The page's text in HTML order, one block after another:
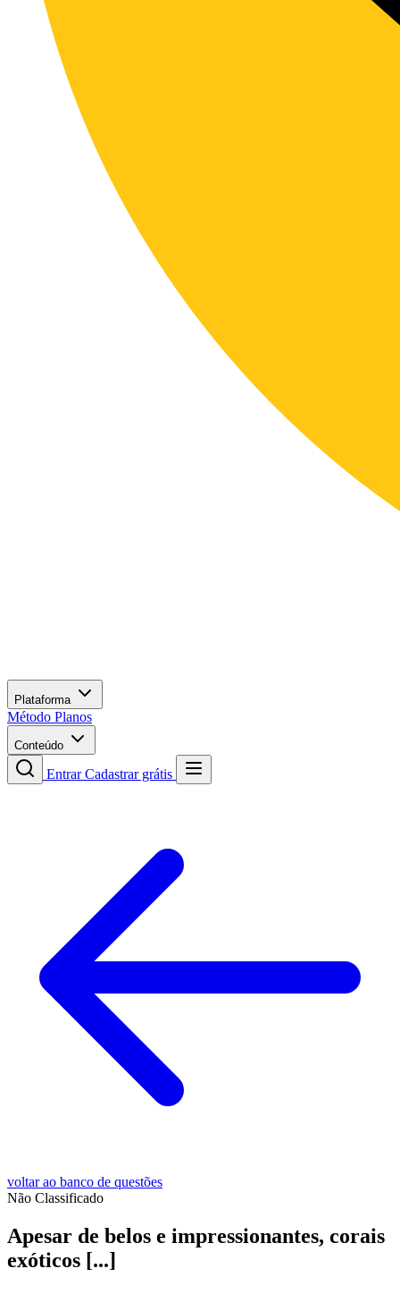
Plataforma
Método Planos
Conteúdo
EntrarCadastrar grátis
voltar ao banco de questões
Não Classificado
Apesar de belos e impressionantes, corais
exóticos [...]